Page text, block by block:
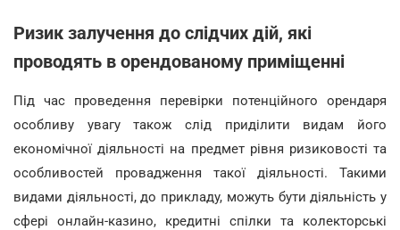
Ризик залучення до слідчих дій, які
проводять в орендованому приміщенні
Під час проведення перевірки потенційного орендаря
особливу увагу також слід приділити видам його
економічної діяльності на предмет рівня ризиковості та
особливостей провадження такої діяльності. Такими
видами діяльності, до прикладу, можуть бути діяльність у
сфері онлайн-казино, кредитні спілки та колекторські